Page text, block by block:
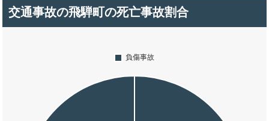
交通事故の飛騨町の死亡事故割合